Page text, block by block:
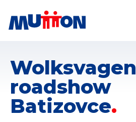
Wolksvagen
roadshow
Batizovce